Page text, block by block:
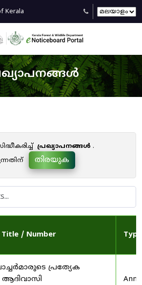
Kerala
പ്രഖ്യാപനങ്ങൾ .
തിരയുക
Title / Number Type
പ്രത്യേക
ആദിവാസി